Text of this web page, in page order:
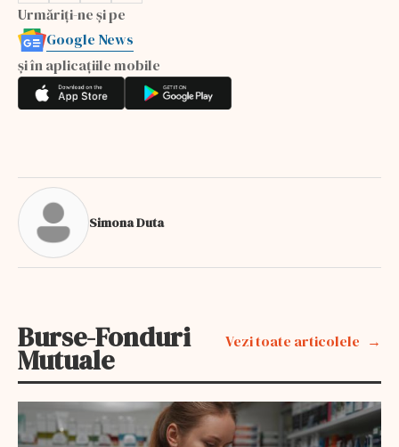
Urmăriți-ne și pe
Google News
și în aplicațiile mobile
Simona Duta
Burse-Fonduri
Mutuale
Vezi toate articolele